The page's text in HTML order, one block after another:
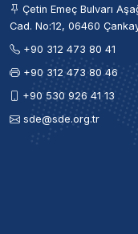
Çetin Emeç Bulvarı
Cad. No:12, 06460
+90 312 473 80 41
+90 312 473 80 46
+90 530 926 41 13
sde@sde.org.tr